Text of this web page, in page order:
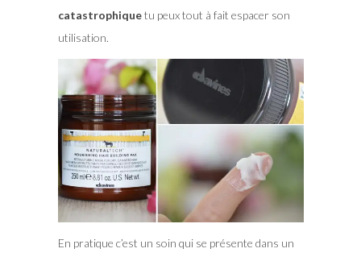
catastrophiquetu peux tout à fait espacer son
utilisation.
En pratique c’est un soin qui se présente dans un